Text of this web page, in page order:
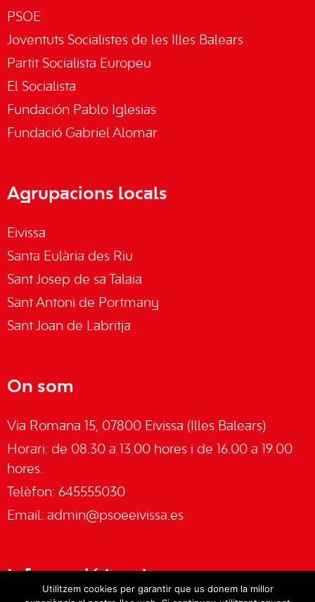
PSOE
Joventuts Socialistes de les Illes Balears
Partit Socialista Europeu
El Socialista
Fundación Pablo Iglesias
Fundació Gabriel Alomar
Agrupacions locals
Eivissa
Santa Eulària des Riu
Sant Josep de sa Talaia
Sant Antoni de Portmany
Sant Joan de Labritja
On som
Via Romana 15, 07800 Eivissa (Illes Balears)
Horari: de 08.30 a 13.00 hores i de 16.00 a 19.00
hores.
Telèfon: 645555030
Email: admin@psoeeivissa.es
Informació legal
Utilitzem cookies per garantir que us donem la millor